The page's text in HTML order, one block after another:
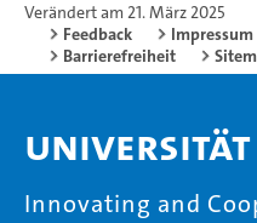
Verändert am 21. März 2025
Feedback
Impressum
Barrierefreiheit
Innovating and